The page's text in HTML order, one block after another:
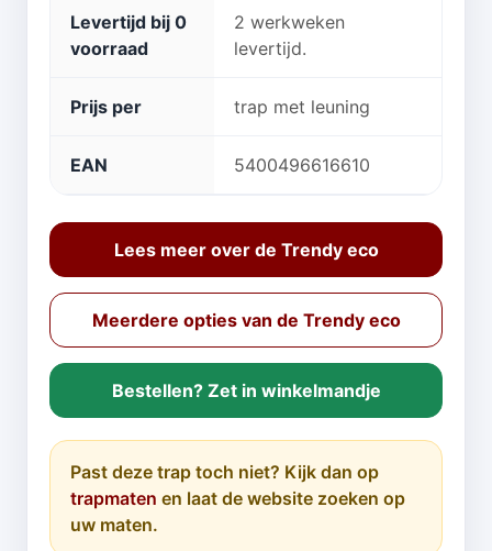
Levertijd bij 0
voorraad
2 werkweken
levertijd.
Prijs per trap met leuning
EAN 5400496616610
Lees meer over de Trendy eco
Meerdere opties van de Trendy eco
Bestellen? Zet in winkelmandje
Past deze trap toch niet? Kijk dan op
trapmaten en laat de website zoeken op
uw maten.